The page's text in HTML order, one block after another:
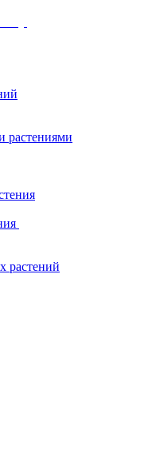
растений